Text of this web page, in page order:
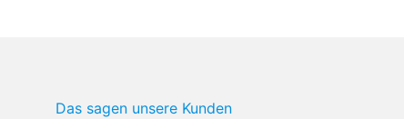
Das sagen unsere Kunden